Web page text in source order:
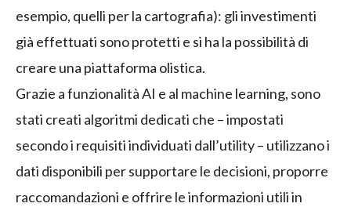
esempio, quelli per la cartografia): gli investimenti
già effettuati sono protetti e si ha la possibilità di
creare una piattaforma olistica.
Grazie a funzionalità AI e al machine learning, sono
stati creati algoritmi dedicati che – impostati
secondo i requisiti individuati dall’utility – utilizzano i
dati disponibili per supportare le decisioni, proporre
raccomandazioni e offrire le informazioni utili in